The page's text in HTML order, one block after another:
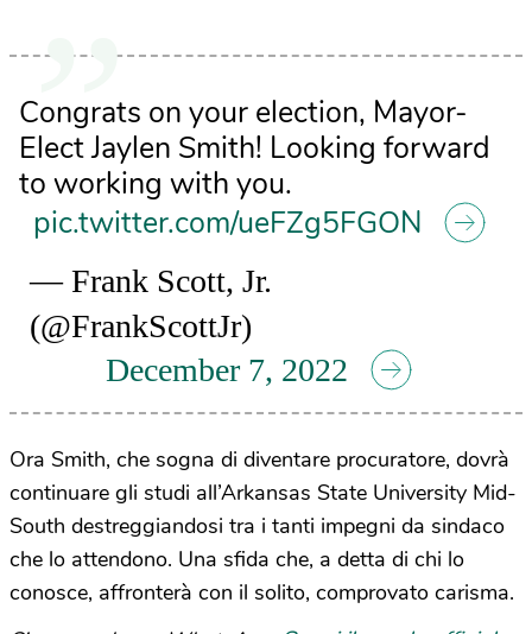
Congrats on your election, Mayor-
Elect Jaylen Smith! Looking forward
to working with you.
pic.twitter.com/ueFZg5FGON
— Frank Scott, Jr.
(@FrankScottJr)
December 7, 2022
Ora Smith, che sogna di diventare procuratore, dovrà
continuare gli studi all’Arkansas State University Mid-
South destreggiandosi tra i tanti impegni da sindaco
che lo attendono. Una sfida che, a detta di chi lo
conosce, affronterà con il solito, comprovato carisma.